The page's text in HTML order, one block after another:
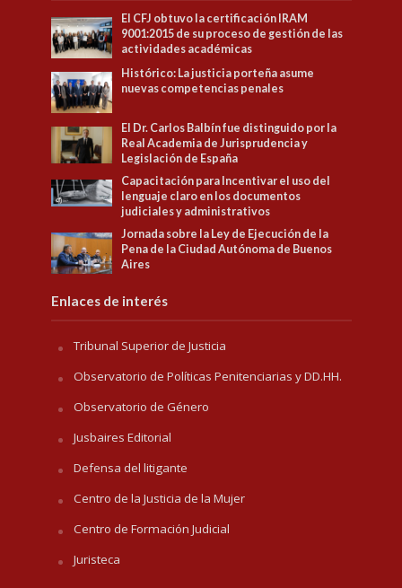
El CFJ obtuvo la certificación IRAM
9001:2015 de su proceso de gestión de las
actividades académicas
Histórico: La justicia porteña asume
nuevas competencias penales
El Dr. Carlos Balbín fue distinguido por la
Real Academia de Jurisprudencia y
Legislación de España
Capacitación para Incentivar el uso del
lenguaje claro en los documentos
judiciales y administrativos
Jornada sobre la Ley de Ejecución de la
Pena de la Ciudad Autónoma de Buenos
Aires
Enlaces de interés
Tribunal Superior de Justicia
Observatorio de Políticas Penitenciarias y DD.HH.
Observatorio de Género
Jusbaires Editorial
Defensa del litigante
Centro de la Justicia de la Mujer
Centro de Formación Judicial
Juristeca